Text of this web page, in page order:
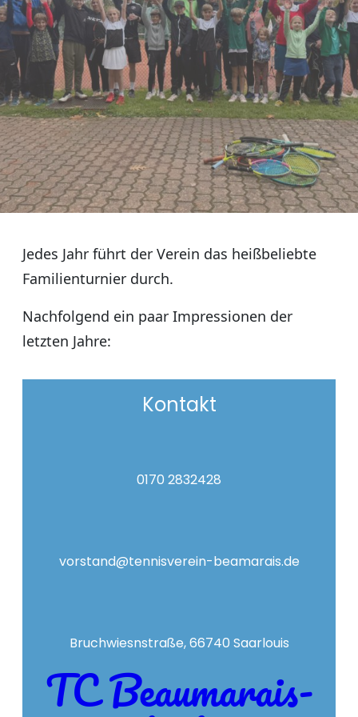
Jedes Jahr führt der Verein das heißbeliebte
Familienturnier durch.
Nachfolgend ein paar Impressionen der
letzten Jahre:
Kontakt
0170 2832428
vorstand@tennisverein-beamarais.de
Bruchwiesnstraße, 66740 Saarlouis
TC Beaumarais-